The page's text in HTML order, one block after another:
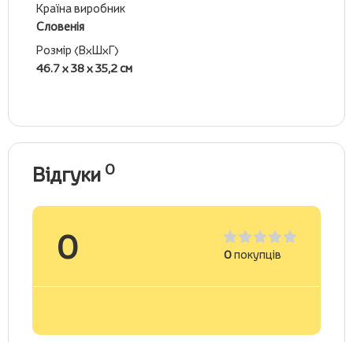
Країна виробник
Словенія
Розмір (ВхШхГ)
46.7 х 38 х 35,2 см
Відгуки 0
0 0покупців